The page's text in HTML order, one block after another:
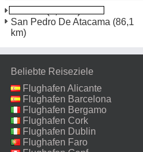
San Pedro De Atacama (86,1
km)
Beliebte Reiseziele
Flughafen Alicante
Flughafen Barcelona
Flughafen Bergamo
Flughafen Cork
Flughafen Dublin
Flughafen Faro